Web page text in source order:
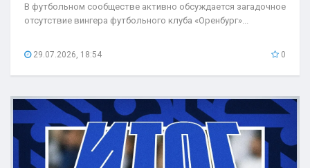
В футбольном сообществе активно обсуждается загадочное
отсутствие вингера футбольного клуба «Оренбург»...
29.07.2026, 18:54 0